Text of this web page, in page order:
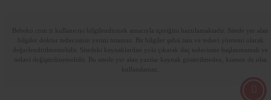
Bebeko.com.tr kullanıcıyı bilgilendirmek amacıyla içeriğini hazırlamaktadır. Sitede yer alan
bilgiler doktor tedavisinin yerini tutamaz. Bu bilgiler şahsi tanı ve tedavi yöntemi olarak
değerlendirilmemelidir. Sitedeki kaynaklardan yola çıkarak ilaç tedavisine başlanmamalı ve
tedavi değiştirilmemelidir. Bu sitede yer alan yazılar kaynak gösterilmeden, kısmen de olsa
kullanılamaz.